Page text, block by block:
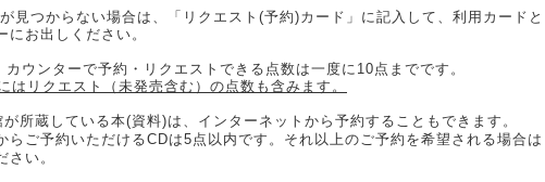
見つからない場合は、「リクエスト(予約)カード」に記入して、利用カードと
にお出しください。
、カウンターで予約・リクエストできる点数は一度に10点までです。
はリクエスト（未発売含む）の点数も含みます。
所蔵している本(資料)は、インターネットから予約することもできます。
らご予約いただけるCDは5点以内です。それ以上のご予約を希望される場合は
さい。